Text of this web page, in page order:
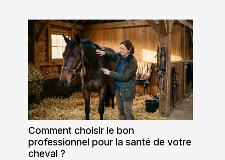
Comment choisir le bon
professionnel pour la santé de votre
cheval ?